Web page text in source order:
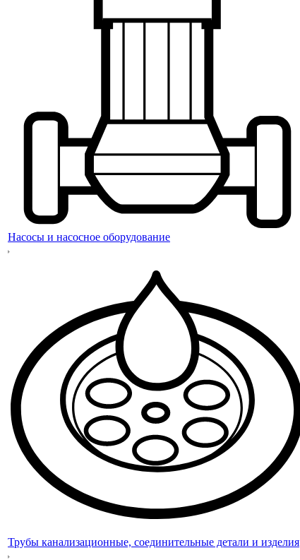
Насосы и насосное оборудование
Трубы канализационные, соединительные детали и изделия